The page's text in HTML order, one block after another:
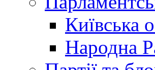
Київська
Народна